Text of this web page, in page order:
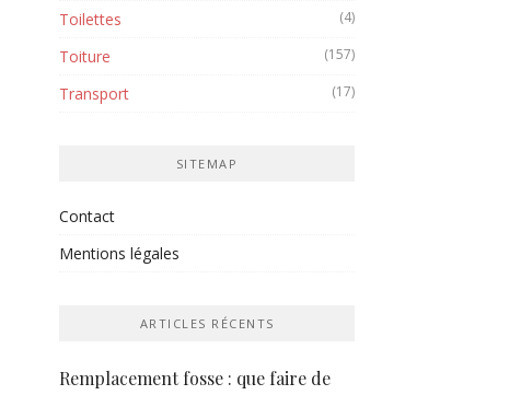
Toilettes (4)
Toiture (157)
Transport (17)
SITEMAP
Contact
Mentions légales
ARTICLES RÉCENTS
Remplacement fosse : que faire de